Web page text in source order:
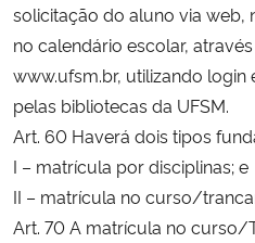
Ministério da Saúde
Ministério de Minas e Energia
Ministério da Ciência, Tecnologia,
Ministério do Meio Ambiente
solicitação do aluno via web,
no calendário escolar,
www.ufsm.br, utilizando login
pelas bibliotecas da UFSM.
Art. 60 Haverá dois tipos
I – matrícula por disciplinas; e
II – matrícula no curso/
Art. 70 A matrícula no curso/